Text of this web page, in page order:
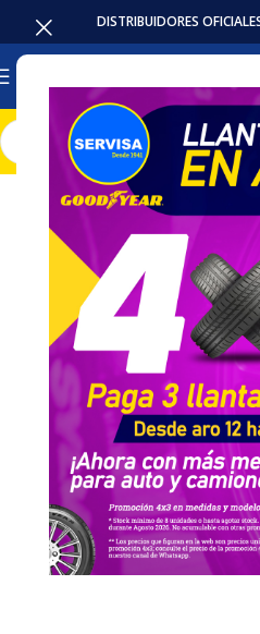
DISTRIBUIDORES
Inicio Accesorios / Repuestos